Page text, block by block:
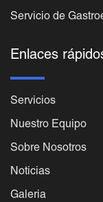
Servicio de
Enlaces
Servicios
Nuestro Equipo
Sobre Nosotros
Noticias
Galeria